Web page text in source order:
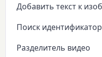
Добавить текст к
Поиск
Разделитель видео